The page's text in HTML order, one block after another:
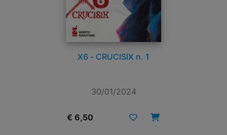
X6 - CRUCISIX n. 1
30/01/2024
€ 6,50